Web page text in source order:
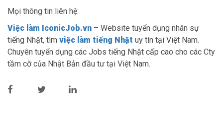
Mọi thông tin liên hệ:
Việc làm IconicJob.vn – Website tuyển dụng nhân sự
tiếng Nhật, tìm việc làm tiếng Nhật uy tín tại Việt Nam.
Chuyên tuyển dụng các Jobs tiếng Nhật cấp cao cho các Cty
tầm cỡ của Nhật Bản đầu tư tại Việt Nam.